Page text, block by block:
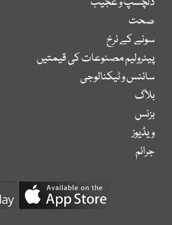
صحت
سونے کے نرخ
پیٹرولیم مصنوعات کی قیمتیں
سائنس و ٹیکنالوجی
بلاگ
بزنس
ویڈیوز
جرائم